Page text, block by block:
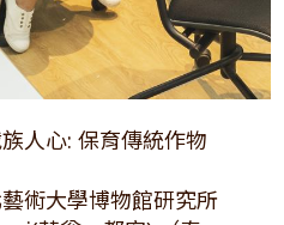
人心: 保育傳統作物
術大學博物館研究所